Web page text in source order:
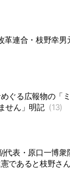
革連合・枝野幸
ぐる広報物の「
せん」明記 (13)
代表・原口一博
であると枝野さ